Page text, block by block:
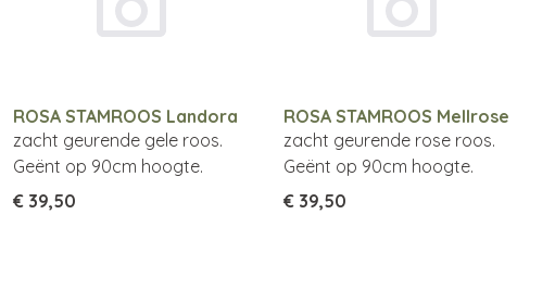
ROSA STAMROOS Landora
zacht geurende gele roos.
Geënt op 90cm hoogte.
€ 39,50
ROSA STAMROOS Mellrose
zacht geurende rose roos.
Geënt op 90cm hoogte.
€ 39,50